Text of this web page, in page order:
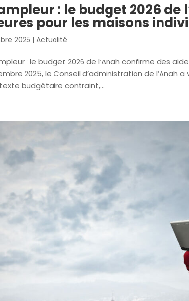
: le budget 2026 de
pour les maisons
2025 |Actualité
: le budget 2026 de l’Anah confirme des
2025, le Conseil d’administration de l’Anah
budgétaire contraint,...